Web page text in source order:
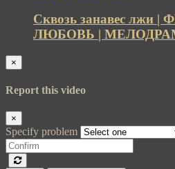
Сквозь занавес лжи
ЛЮБОВЬ |
×
Report this video
×
Specify problem